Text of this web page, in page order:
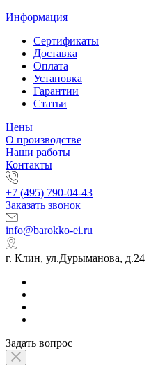
Информация
Сертификаты
Доставка
Оплата
Установка
Гарантии
Статьи
Цены
О производстве
Наши работы
Контакты
+7 (495) 790-04-43
Заказать звонок
info@barokko-ei.ru
г. Клин, ул.Дурыманова, д.24
Задать вопрос